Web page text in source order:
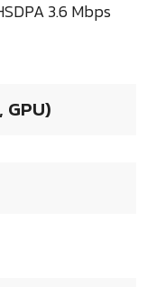
3.6 Mbps